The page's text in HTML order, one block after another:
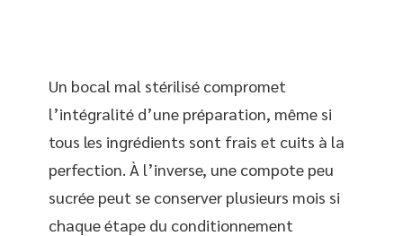
Un bocal mal stérilisé compromet
l’intégralité d’une préparation, même si
tous les ingrédients sont frais et cuits à la
perfection. À l’inverse, une compote peu
sucrée peut se conserver plusieurs mois si
chaque étape du conditionnement